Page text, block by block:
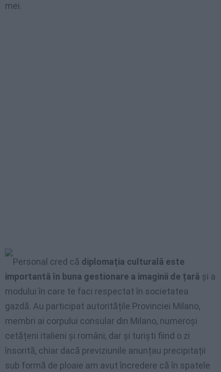
mei.
Personal cred că diplomația culturală este
importantă în buna gestionare a imaginii de țară și a
modului în care te faci respectat în societatea
gazdă. Au participat autoritățile Provinciei Milano,
membri ai corpului consular din Milano, numeroși
cetățeni italieni și români, dar și turiști fiind o zi
însorită, chiar dacă previziunile anunțau precipitații
sub formă de ploaie am avut încredere că în spatele